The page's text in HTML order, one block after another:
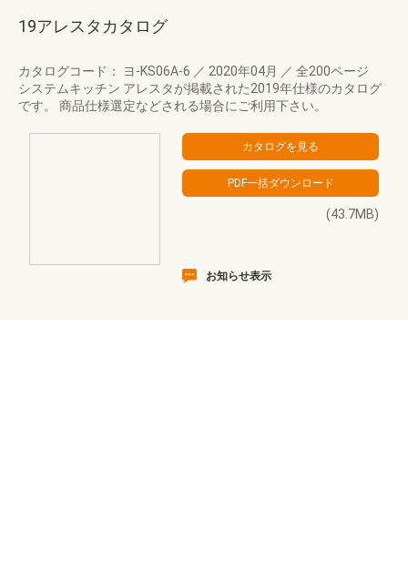
19アレスタカタログ
カタログコード： ヨ-KS06A-6 ／ 2020年04月 ／ 全200ページ
システムキッチン アレスタが掲載された2019年仕様のカタログ
です。 商品仕様選定などされる場合にご利用下さい。
(43.7MB)
お知らせ表示